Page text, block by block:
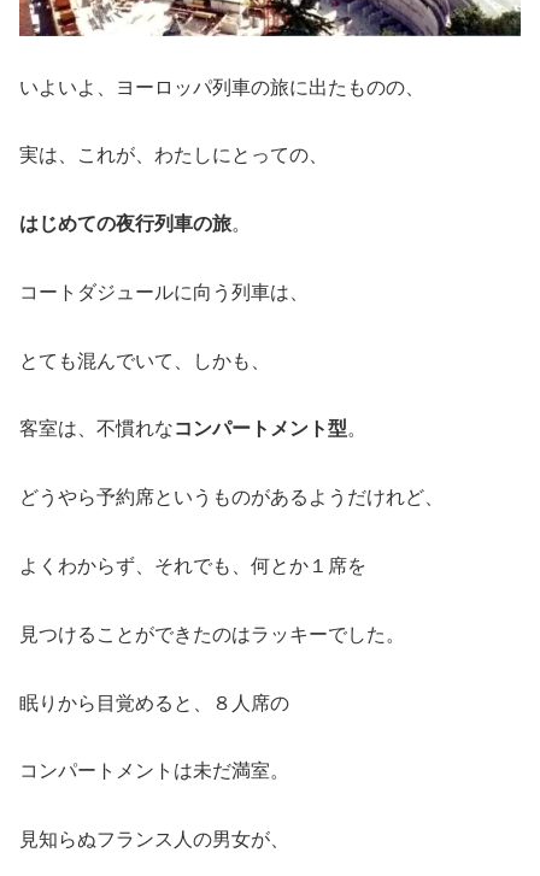
いよいよ、ヨーロッパ列車の旅に出たものの、
実は、これが、わたしにとっての、
はじめての夜行列車の旅。
コートダジュールに向う列車は、
とても混んでいて、しかも、
客室は、不慣れなコンパートメント型。
どうやら予約席というものがあるようだけれど、
よくわからず、それでも、何とか１席を
見つけることができたのはラッキーでした。
眠りから目覚めると、８人席の
コンパートメントは未だ満室。
見知らぬフランス人の男女が、